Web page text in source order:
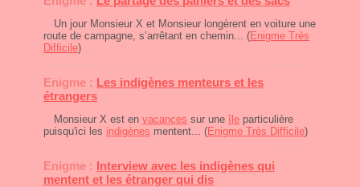
Un jour Monsieur X et Monsieur longèrent en voiture une
route de campagne, s’arrêtant en chemin... (Enigme Très
Difficile)
Enigme : Les indigènes menteurs et les
étrangers
Monsieur X est en vacances sur une île particulière
puisqu'ici les indigènes mentent... (Enigme Très Difficile)
Enigme : Interview avec les indigènes qui
mentent et les étranger qui dis